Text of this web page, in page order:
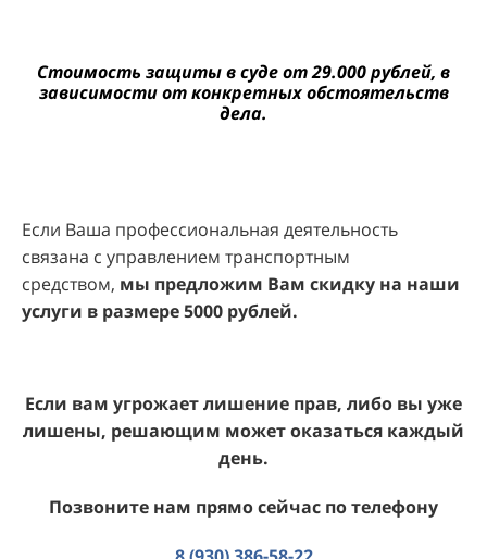
Стоимость защиты в суде от 29.000 рублей, в
зависимости от конкретных обстоятельств
дела.
Если Ваша профессиональная деятельность
связана с управлением транспортным
средством, мы предложим Вам скидку на наши
услуги в размере 5000 рублей.
Если вам угрожает лишение прав, либо вы уже
лишены, решающим может оказаться каждый
день.
Позвоните нам прямо сейчас по телефону